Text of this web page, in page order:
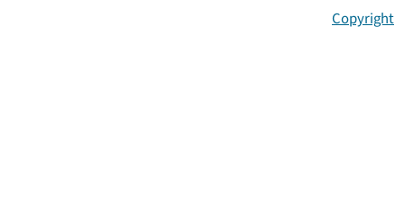
Copyright